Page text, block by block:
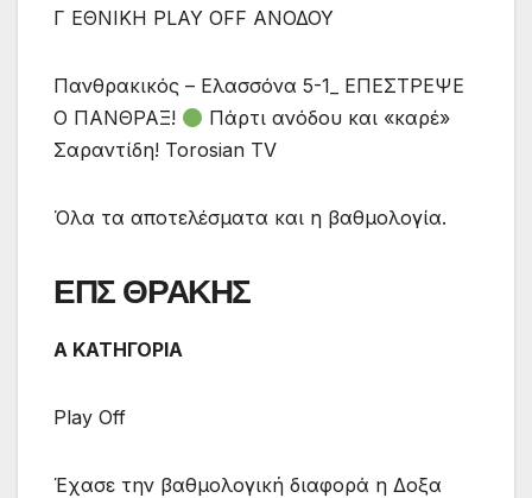
Γ ΕΘΝΙΚΗ PLAY OFF ΑΝΟΔΟΥ
Πανθρακικός – Ελασσόνα 5-1_ ΕΠΕΣΤΡΕΨΕ
Ο ΠΑΝΘΡΑΞ!
Πάρτι ανόδου και «καρέ»
Σαραντίδη! Torosian TV
Όλα τα αποτελέσματα και η βαθμολογία.
ΕΠΣ ΘΡΑΚΗΣ
Α ΚΑΤΗΓΟΡΙΑ
Play Off
Έχασε την βαθμολογική διαφορά η Δοξα